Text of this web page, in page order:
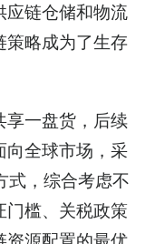
应链仓储和物流
策略成为了生存
享一盘货，后续
向全球市场，采
式，综合考虑不
门槛、关税政策